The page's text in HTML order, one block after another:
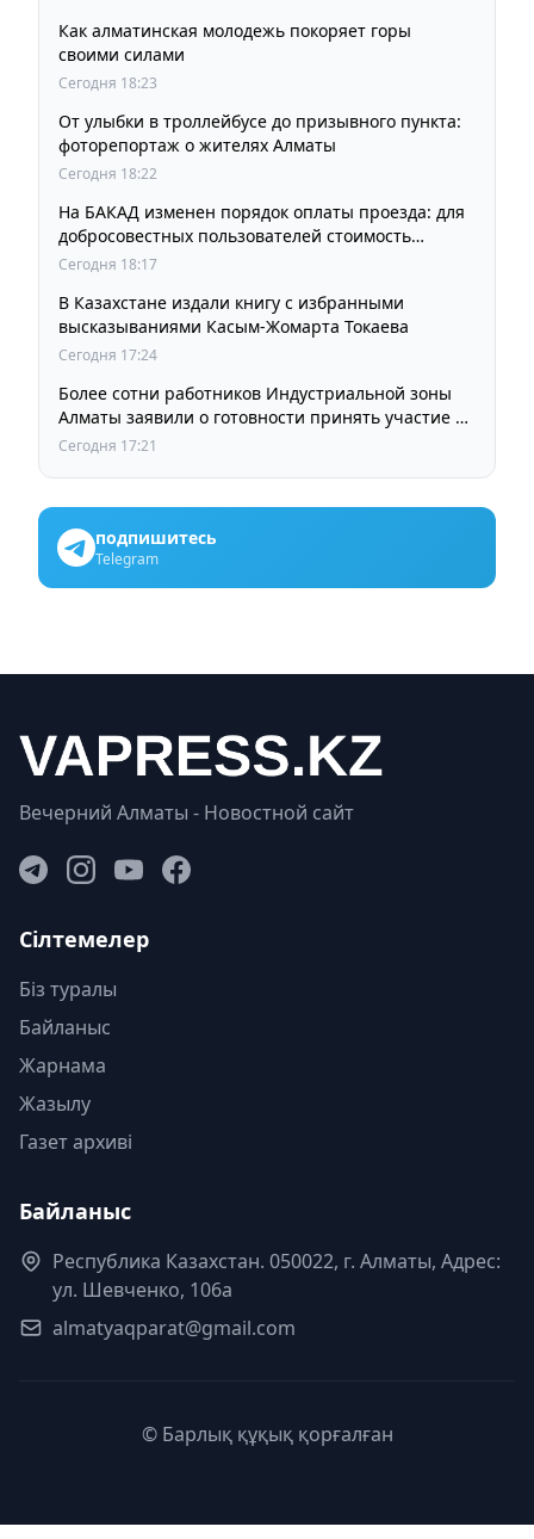
Как алматинская молодежь покоряет горы
своими силами
Сегодня 18:23
От улыбки в троллейбусе до призывного пункта:
фоторепортаж о жителях Алматы
Сегодня 18:22
На БАКАД изменен порядок оплаты проезда: для
добросовестных пользователей стоимость
остается прежней
Сегодня 18:17
В Казахстане издали книгу с избранными
высказываниями Касым-Жомарта Токаева
Сегодня 17:24
Более сотни работников Индустриальной зоны
Алматы заявили о готовности принять участие в
выборах членов Курылтая
Сегодня 17:21
подпишитесь
Telegram
Вечерний Алматы - Новостной сайт
Сілтемелер
Біз туралы
Байланыс
Жарнама
Жазылу
Газет архиві
Байланыс
Республика Казахстан. 050022, г. Алматы, Адрес:
ул. Шевченко, 106а
almatyaqparat@gmail.com
© Барлық құқық қорғалған